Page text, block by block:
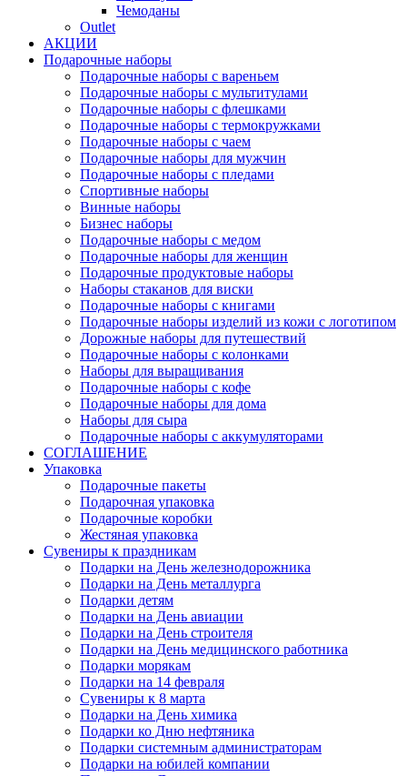
Чемоданы
Outlet
АКЦИИ
Подарочные наборы
Подарочные наборы с вареньем
Подарочные наборы с мультитулами
Подарочные наборы с флешками
Подарочные наборы с термокружками
Подарочные наборы с чаем
Подарочные наборы для мужчин
Подарочные наборы с пледами
Спортивные наборы
Винные наборы
Бизнес наборы
Подарочные наборы с медом
Подарочные наборы для женщин
Подарочные продуктовые наборы
Наборы стаканов для виски
Подарочные наборы с книгами
Подарочные наборы изделий из кожи с логотипом
Дорожные наборы для путешествий
Подарочные наборы с колонками
Наборы для выращивания
Подарочные наборы с кофе
Подарочные наборы для дома
Наборы для сыра
Подарочные наборы с аккумуляторами
СОГЛАШЕНИЕ
Упаковка
Подарочные пакеты
Подарочная упаковка
Подарочные коробки
Жестяная упаковка
Сувениры к праздникам
Подарки на День железнодорожника
Подарки на День металлурга
Подарки детям
Подарки на День авиации
Подарки на День строителя
Подарки на День медицинского работника
Подарки морякам
Подарки на 14 февраля
Сувениры к 8 марта
Подарки на День химика
Подарки ко Дню нефтяника
Подарки системным администраторам
Подарки на юбилей компании